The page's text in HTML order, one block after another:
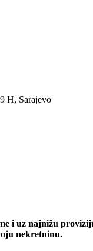
H, Sarajevo
i uz najnižu
nekretninu.